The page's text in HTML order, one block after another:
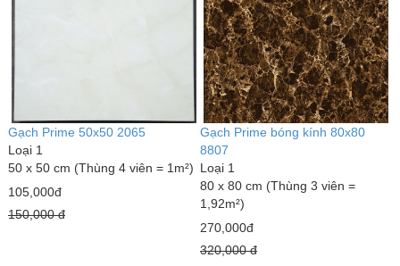
Gạch Prime 50x50 2065
Loại 1
50 x 50 cm (Thùng 4 viên = 1m²)
105,000đ
150,000 đ
Gạch Prime bóng kính 80x80
8807
Loại 1
80 x 80 cm (Thùng 3 viên =
1,92m²)
270,000đ
320,000 đ